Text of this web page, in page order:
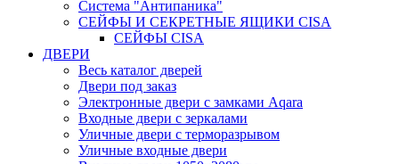
Система "Антипаника"
СЕЙФЫ И СЕКРЕТНЫЕ ЯЩИКИ CISA
СЕЙФЫ CISA
ДВЕРИ
Весь каталог дверей
Двери под заказ
Электронные двери с замками Aqara
Входные двери с зеркалами
Уличные двери с терморазрывом
Уличные входные двери